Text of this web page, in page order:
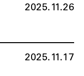
2025.11.26
2025.11.17